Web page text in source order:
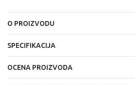
O PROIZVODU
SPECIFIKACIJA
OCENA PROIZVODA